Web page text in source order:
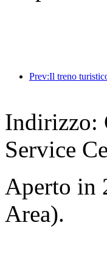
Indirizzo:
Service
Aperto in
Area).